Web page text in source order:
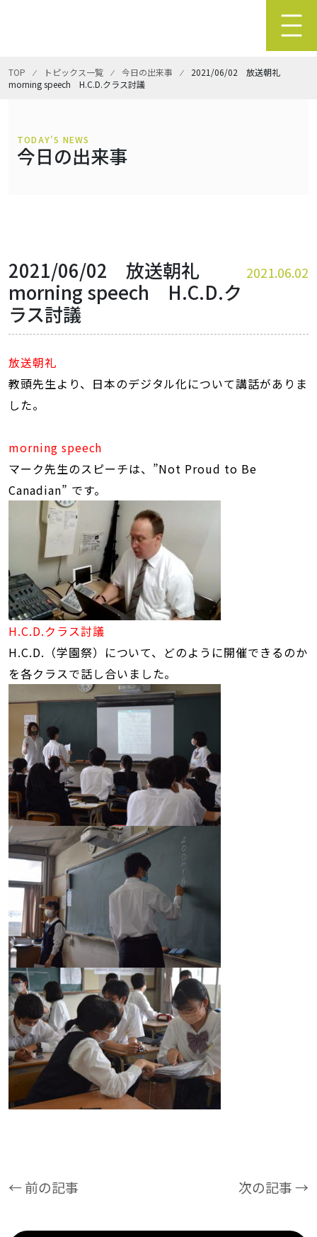
TOP ⁄ トピックス一覧 ⁄ 今日の出来事 ⁄ 2021/06/02 放送朝礼
morning speech H.C.D.クラス討議
TODAY'S NEWS
今日の出来事
2021/06/02 放送朝礼
morning speech H.C.D.ク
ラス討議
2021.06.02
放送朝礼
教頭先生より、日本のデジタル化について講話がありま
した。
morning speech
マーク先生のスピーチは、”Not Proud to Be
Canadian” です。
H.C.D.クラス討議
H.C.D.（学園祭）について、どのように開催できるのか
を各クラスで話し合いました。
← 前の記事 次の記事 →